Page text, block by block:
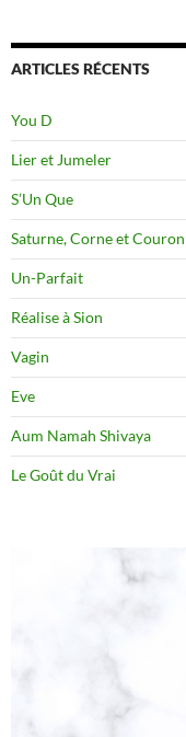
ARTICLES RÉCENTS
You D
Lier et Jumeler
S’Un Que
Saturne, Corne et
Un-Parfait
Réalise à Sion
Vagin
Eve
Aum Namah Shivaya
Le Goût du Vrai